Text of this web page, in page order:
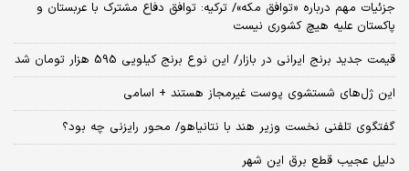
جزئیات مهم درباره «توافق مکه»/ ترکیه‌: توافق دفاع مشترک با عربستان و
پاکستان علیه هیچ کشوری نیست
قیمت جدید برنج ایرانی در بازار/ این نوع برنج کیلویی 595 هزار تومان شد
این ژل‌های شستشوی پوست غیرمجاز هستند + اسامی
گفتگوی تلفنی نخست وزیر هند با نتانیاهو/ محور رایزنی چه بود؟
دلیل عجیب قطع برق این شهر